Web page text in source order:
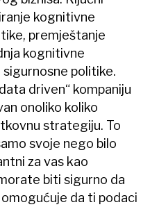
kognitivne
premještanje
kognitivne
politike.
driven“ kompaniju
onoliko koliko
strategiju. To
svoje nego bilo
za vas kao
biti sigurno da
da ti podaci